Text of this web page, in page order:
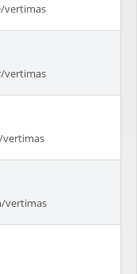
vertimas
vertimas
vertimas
vertimas